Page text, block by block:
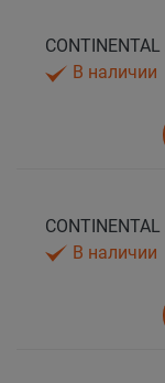
В наличии
В наличии